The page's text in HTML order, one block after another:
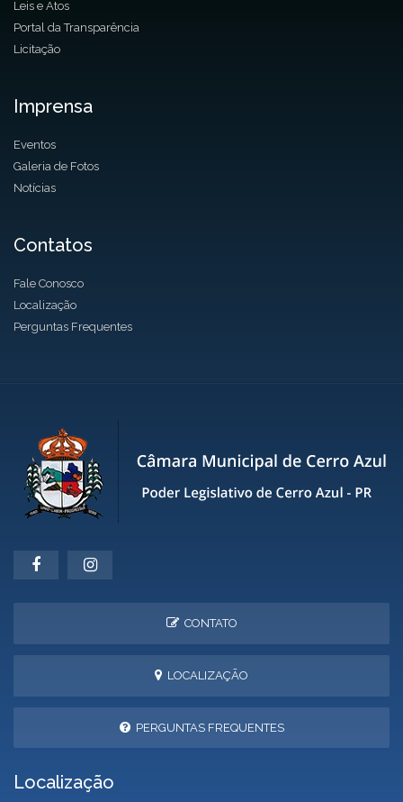
Leis e Atos
Portal da Transparência
Licitação
Imprensa
Eventos
Galeria de Fotos
Notícias
Contatos
Fale Conosco
Localização
Perguntas Frequentes
CONTATO
LOCALIZAÇÃO
PERGUNTAS FREQUENTES
Localização